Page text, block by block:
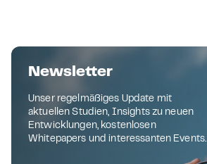
Newsletter
Unser regelmäßiges Update mit
aktuellen Studien, Insights zu neuen
Entwicklungen, kostenlosen
Whitepapers und interessanten Events.